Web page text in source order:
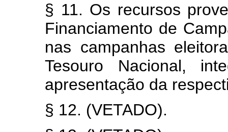
§ 11. Os recursos
Financiamento de
nas campanhas
Tesouro Nacional,
apresentação da
§ 12. (VETADO).